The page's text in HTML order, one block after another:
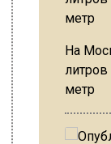
На
метр